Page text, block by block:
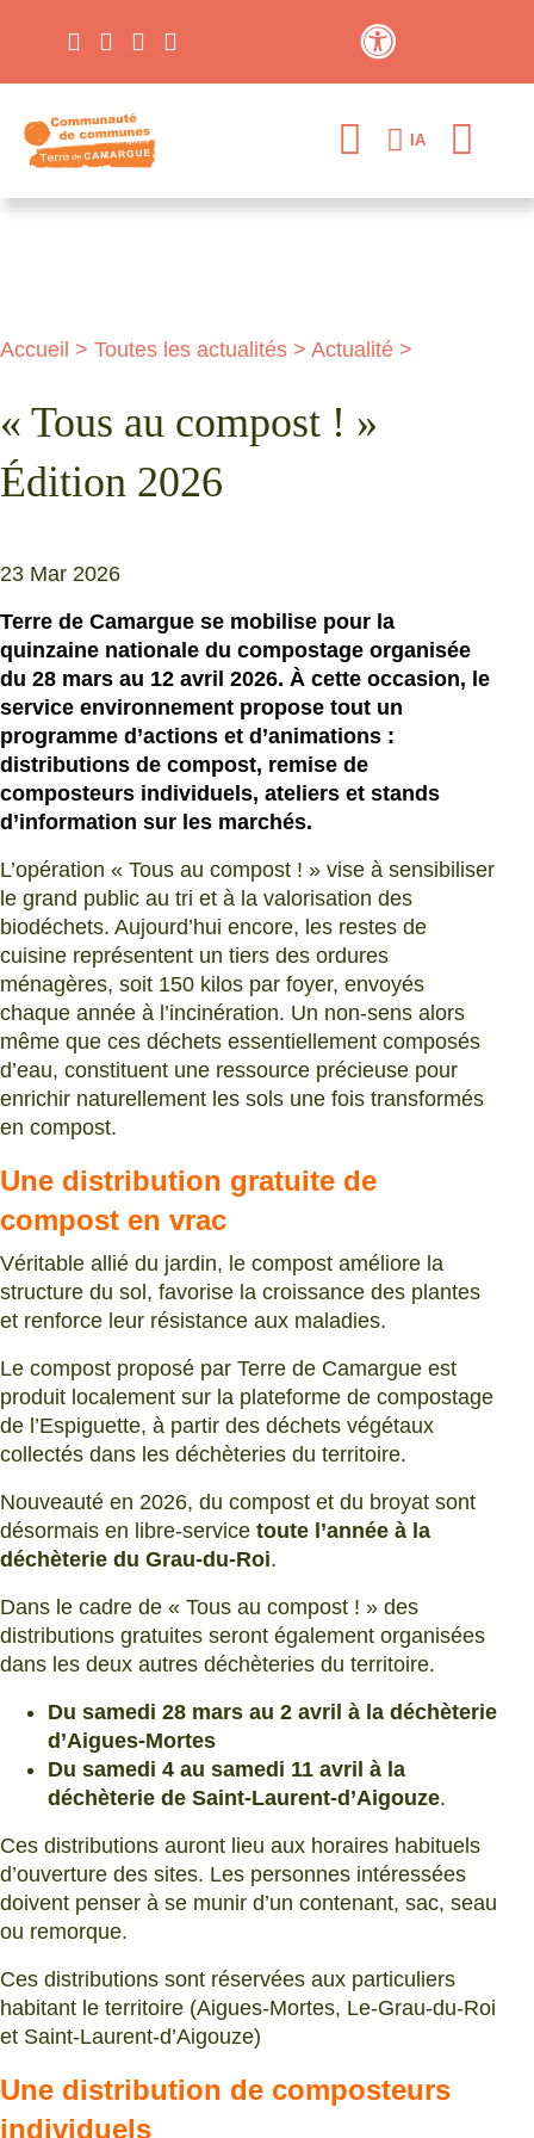
IA
Accueil > Toutes les actualités > Actualité >
« Tous au compost ! »
Édition 2026
23 Mar 2026
Terre de Camargue se mobilise pour la
quinzaine nationale du compostage organisée
du 28 mars au 12 avril 2026. À cette occasion, le
service environnement propose tout un
programme d’actions et d’animations :
distributions de compost, remise de
composteurs individuels, ateliers et stands
d’information sur les marchés.
L’opération « Tous au compost ! » vise à sensibiliser
le grand public au tri et à la valorisation des
biodéchets. Aujourd’hui encore, les restes de
cuisine représentent un tiers des ordures
ménagères, soit 150 kilos par foyer, envoyés
chaque année à l’incinération. Un non-sens alors
même que ces déchets essentiellement composés
d’eau, constituent une ressource précieuse pour
enrichir naturellement les sols une fois transformés
en compost.
Une distribution gratuite de
compost en vrac
Véritable allié du jardin, le compost améliore la
structure du sol, favorise la croissance des plantes
et renforce leur résistance aux maladies.
Le compost proposé par Terre de Camargue est
produit localement sur la plateforme de compostage
de l’Espiguette, à partir des déchets végétaux
collectés dans les déchèteries du territoire.
Nouveauté en 2026, du compost et du broyat sont
désormais en libre-service toute l’année à la
déchèterie du Grau-du-Roi.
Dans le cadre de « Tous au compost ! » des
distributions gratuites seront également organisées
dans les deux autres déchèteries du territoire.
Du samedi 28 mars au 2 avril à la déchèterie
d’Aigues-Mortes
Du samedi 4 au samedi 11 avril à la
déchèterie de Saint-Laurent-d’Aigouze.
Ces distributions auront lieu aux horaires habituels
d’ouverture des sites. Les personnes intéressées
doivent penser à se munir d’un contenant, sac, seau
ou remorque.
Ces distributions sont réservées aux particuliers
habitant le territoire (Aigues-Mortes, Le-Grau-du-Roi
et Saint-Laurent-d’Aigouze)
Une distribution de composteurs
individuels